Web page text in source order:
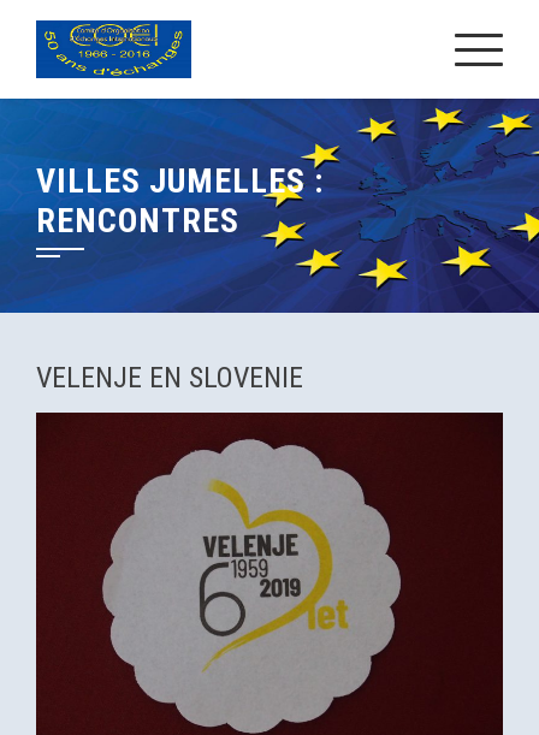
Skip
content
VILLES JUMELLES :
RENCONTRES
VELENJE EN SLOVENIE